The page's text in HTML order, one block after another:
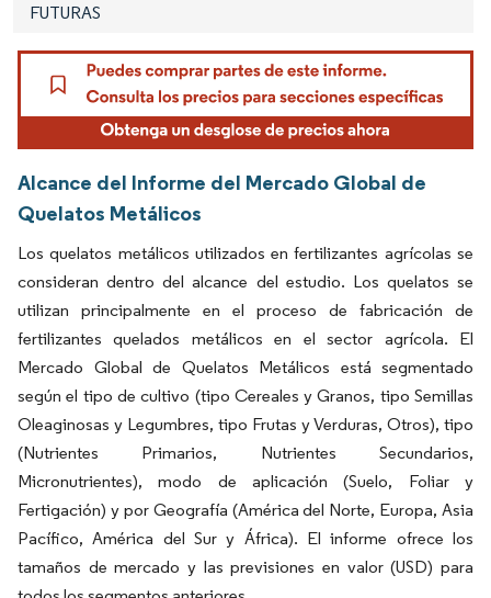
FUTURAS
Alcance del Informe del Mercado Global de
Quelatos Metálicos
Los quelatos metálicos utilizados en fertilizantes agrícolas se
consideran dentro del alcance del estudio. Los quelatos se
utilizan principalmente en el proceso de fabricación de
fertilizantes quelados metálicos en el sector agrícola. El
Mercado Global de Quelatos Metálicos está segmentado
según el tipo de cultivo (tipo Cereales y Granos, tipo Semillas
Oleaginosas y Legumbres, tipo Frutas y Verduras, Otros), tipo
(Nutrientes Primarios, Nutrientes Secundarios,
Micronutrientes), modo de aplicación (Suelo, Foliar y
Fertigación) y por Geografía (América del Norte, Europa, Asia
Pacífico, América del Sur y África). El informe ofrece los
tamaños de mercado y las previsiones en valor (USD) para